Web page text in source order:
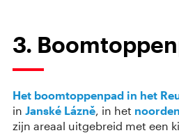
3.
Het boomtoppenpad in het
in Janské Lázně, in het
zijn areaal uitgebreid met een